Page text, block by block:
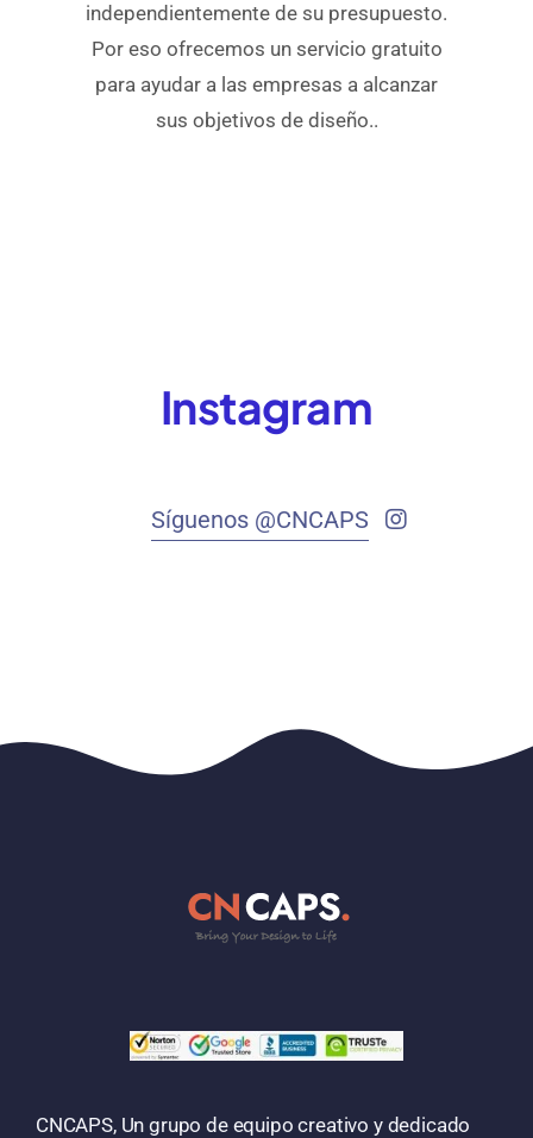
independientemente de su presupuesto.
Por eso ofrecemos un servicio gratuito
para ayudar a las empresas a alcanzar
sus objetivos de diseño..
Instagram
Síguenos @CNCAPS
CNCAPS, Un grupo de equipo creativo y dedicado